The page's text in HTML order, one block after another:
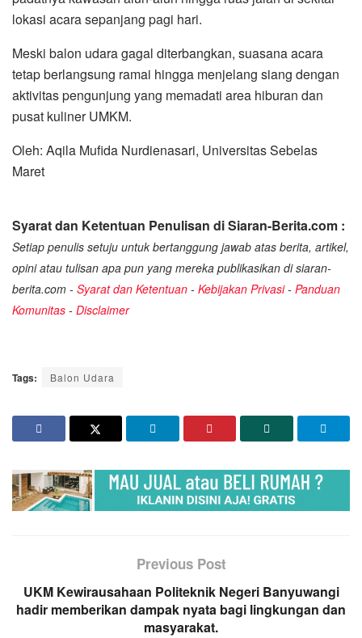
lokasi acara sepanjang pagi hari.
Meski balon udara gagal diterbangkan, suasana acara
tetap berlangsung ramai hingga menjelang siang dengan
aktivitas pengunjung yang memadati area hiburan dan
pusat kuliner UMKM.
Oleh: Aqila Mufida Nurdienasari, Universitas Sebelas
Maret
Syarat dan Ketentuan Penulisan di Siaran-Berita.com :
Setiap penulis setuju untuk bertanggung jawab atas berita, artikel,
opini atau tulisan apa pun yang mereka publikasikan di siaran-
berita.com - Syarat dan Ketentuan - Kebijakan Privasi- Panduan
Komunitas - Disclaimer
Tags: Balon Udara
Previous Post
UKM Kewirausahaan Politeknik Negeri Banyuwangi
hadir memberikan dampak nyata bagi lingkungan dan
masyarakat.